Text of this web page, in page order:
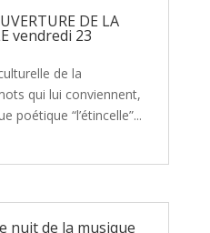
DE LA
vendredi 23
de la
qui lui conviennent,
poétique “l’étincelle”...
nuit de la musique